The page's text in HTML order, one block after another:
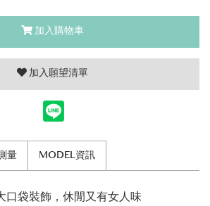
加入購物車
加入願望清單
量 MODEL資訊
口袋裝飾，休閒又有女人味